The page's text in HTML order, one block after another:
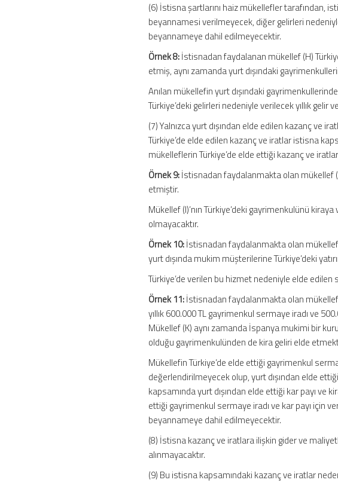
(6) İstisna şartlarını haiz mükellefler tarafından,
beyannamesi verilmeyecek, diğer gelirleri
beyannameye dahil edilmeyecektir.
Örnek 8:İstisnadan faydalanan mükellef (H)
etmiş, aynı zamanda yurt dışındaki
Anılan mükellefin yurt dışındaki
Türkiye’deki gelirleri nedeniyle verilecek yıllık
(7) Yalnızca yurt dışından elde edilen kazanç ve
Türkiye’de elde edilen kazanç ve iratlar istisna
mükelleflerin Türkiye’de elde ettiği kazanç ve
Örnek 9:İstisnadan faydalanmakta olan mükellef
etmiştir.
Mükellef (I)’nın Türkiye’deki gayrimenkulünü
olmayacaktır.
Örnek 10:İstisnadan faydalanmakta olan
yurt dışında mukim müşterilerine Türkiye’deki
Türkiye’de verilen bu hizmet nedeniyle elde
Örnek 11:İstisnadan faydalanmakta olan mükellef
yıllık 600.000 TL gayrimenkul sermaye iradı ve
Mükellef (K) aynı zamanda İspanya mukimi bir
olduğu gayrimenkulünden de kira geliri elde
Mükellefin Türkiye’de elde ettiği gayrimenkul
değerlendirilmeyecek olup, yurt dışından elde
kapsamında yurt dışından elde ettiği kar payı ve
ettiği gayrimenkul sermaye iradı ve kar payı için
beyannameye dahil edilmeyecektir.
(8) İstisna kazanç ve iratlara ilişkin gider ve
alınmayacaktır.
(9) Bu istisna kapsamındaki kazanç ve iratlar